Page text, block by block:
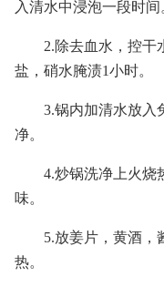
入清水中浸泡一段时间
2.除去血水，控干
盐，硝水腌渍1小时。
3.锅内加清水放入
净。
4.炒锅洗净上火烧
味。
5.放姜片，黄酒，
热。